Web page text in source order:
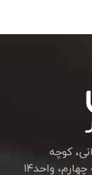
کوچه